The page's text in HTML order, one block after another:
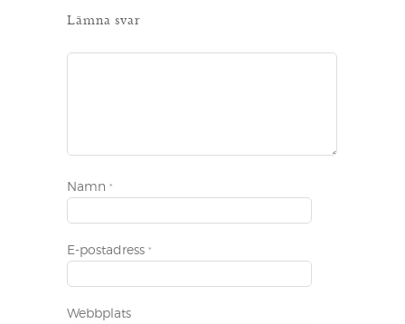
Lämna svar
Namn *
E-postadress *
Webbplats